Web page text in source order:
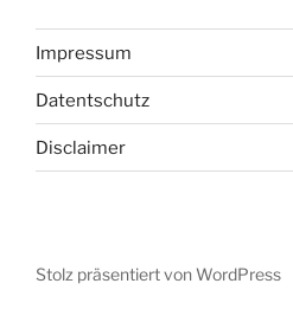
Impressum
Datentschutz
Disclaimer
Stolz präsentiert von WordPress